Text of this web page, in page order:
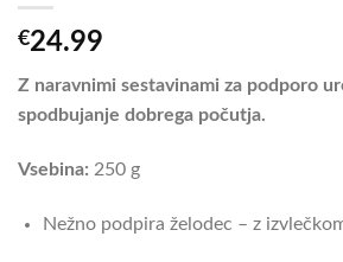
€24.99
Z naravnimi sestavinami za podporo
spodbujanje dobrega počutja.
Vsebina: 250 g
Nežno podpira želodec – z